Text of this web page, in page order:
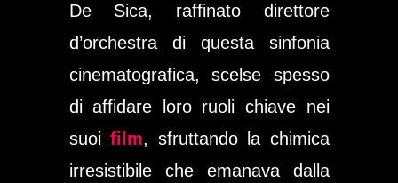
De Sica, raffinato direttore
d’orchestra di questa sinfonia
cinematografica, scelse spesso
di affidare loro ruoli chiave nei
suoi film, sfruttando la chimica
irresistibile che emanava dalla